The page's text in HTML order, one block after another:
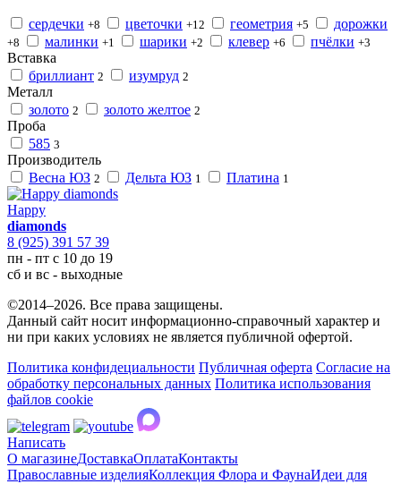
сердечки +8 цветочки +12 геометрия +5 дорожки
+8 малинки +1 шарики +2 клевер +6 пчёлки +3
Вставка
бриллиант 2 изумруд 2
Металл
золото 2 золото желтое 2
Проба
585 3
Производитель
Весна ЮЗ 2 Дельта ЮЗ 1 Платина 1
Happy
diamonds
8 (925) 391 57 39
пн - пт с 10 до 19
сб и вс - выходные
©2014–2026. Все права защищены.
Данный сайт носит информационно-справочный характер и
ни при каких условиях не является публичной офертой.
Политика конфидециальности Публичная оферта Согласие на
обработку персональных данных Политика использования
файлов cookie
Написать
О магазинеДоставкаОплатаКонтакты
Православные изделияКоллекция Флора и ФаунаИдеи для